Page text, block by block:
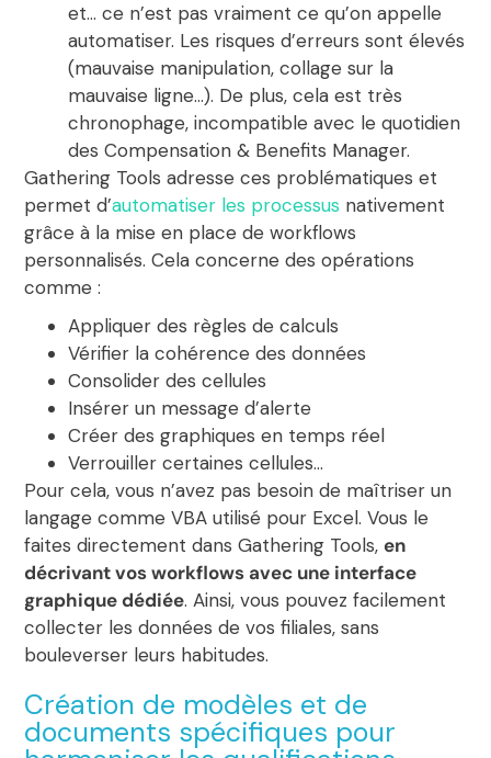
et… ce n’est pas vraiment ce qu’on appelle
automatiser. Les risques d’erreurs sont élevés
(mauvaise manipulation, collage sur la
mauvaise ligne…). De plus, cela est très
chronophage, incompatible avec le quotidien
des Compensation & Benefits Manager.
Gathering Tools adresse ces problématiques et
permet d’automatiser les processus nativement
grâce à la mise en place de workflows
personnalisés. Cela concerne des opérations
comme :
Appliquer des règles de calculs
Vérifier la cohérence des données
Consolider des cellules
Insérer un message d’alerte
Créer des graphiques en temps réel
Verrouiller certaines cellules…
Pour cela, vous n’avez pas besoin de maîtriser un
langage comme VBA utilisé pour Excel. Vous le
faites directement dans Gathering Tools, en
décrivant vos workflows avec une interface
graphique dédiée. Ainsi, vous pouvez facilement
collecter les données de vos filiales, sans
bouleverser leurs habitudes.
Création de modèles et de
documents spécifiques pour